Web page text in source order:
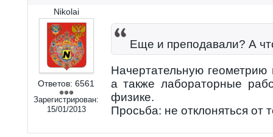
Nikolai
Ответов: 6561
Зарегистрирован:
15/01/2013
Еще и преподавали? А
Начертательную
а также лабораторные
физике.
Просьба: не отклоняться от